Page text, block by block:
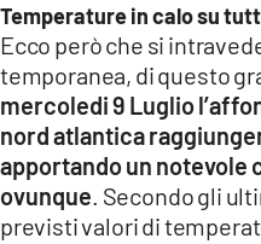
Temperature in calo su
Ecco però che si
temporanea, di questo
mercoledi 9 Luglio
nord atlantica
apportando un notevole
ovunque . Secondo gli
previsti valori di